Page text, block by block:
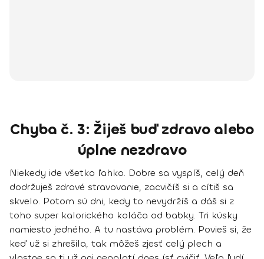
Chyba č. 3: Žiješ buď zdravo alebo
úplne nezdravo
Niekedy ide všetko ľahko. Dobre sa vyspíš, celý deň
dodržuješ zdravé stravovanie, zacvičíš si a cítiš sa
skvelo. Potom sú dni, kedy to nevydržíš a dáš si z
toho super kalorického koláča od babky. Tri kúsky
namiesto jedného. A tu nastáva problém. Povieš si, že
keď už si zhrešila, tak môžeš zjesť celý plech a